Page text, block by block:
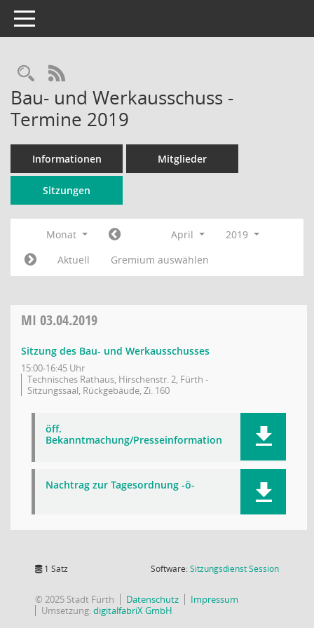
Toggle navigation
Rechercheauswahl
RSS-Feed
Bau- und Werkausschuss -
Termine 2019
Informationen Mitglieder
Sitzungen
Monat April
2019
Aktuell
Gremium auswählen
MI 03.04.2019
Sitzung des Bau- und Werkausschusses
15:00-16:45 Uhr
Technisches Rathaus, Hirschenstr. 2, Fürth -
Sitzungssaal, Rückgebäude, Zi. 160
öff.
Bekanntmachung/Presseinformation
Nachtrag zur Tagesordnung -ö-
1 Satz Software:SitzungsdienstSession(Wird in
© 2025 Stadt Fürth Datenschutz
Impressum
Umsetzung:digitalfabriX GmbH